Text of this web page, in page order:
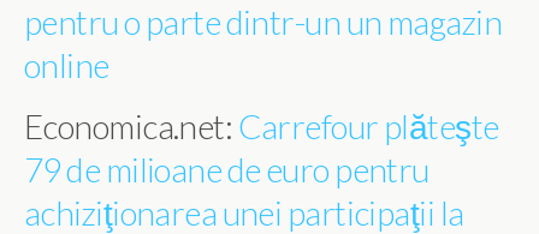
pentru o parte dintr-un un magazin
online
Economica.net: Carrefour plăteşte
79 de milioane de euro pentru
achiziţionarea unei participaţii la